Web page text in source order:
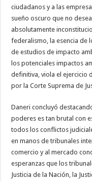
ciudadanos y a las
sueño oscuro que no
absolutamente
federalismo, la esencia de
de estudios de impacto
los potenciales impactos
definitiva, viola el ejercicio
por la Corte Suprema de
Daneri concluyó
poderes es tan brutal con
todos los conflictos
en manos de tribunales
comercio y al mercado
esperanzas que los
Justicia de la Nación, la